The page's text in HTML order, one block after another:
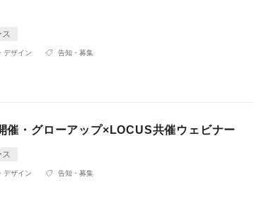
ス
デザイン 告知・募集
催・グローアップ×LOCUS共催ウェビナー
ス
デザイン 告知・募集